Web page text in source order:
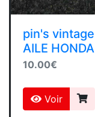
pin's vintage
AILE HONDA
10.00€
Voir